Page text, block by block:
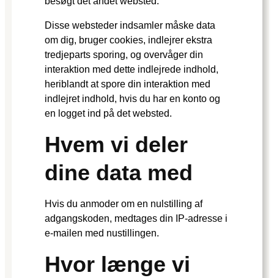
Disse websteder indsamler måske data
om dig, bruger cookies, indlejrer ekstra
tredjeparts sporing, og overvåger din
interaktion med dette indlejrede indhold,
heriblandt at spore din interaktion med
indlejret indhold, hvis du har en konto og
en logget ind på det websted.
Hvem vi deler
dine data med
Hvis du anmoder om en nulstilling af
adgangskoden, medtages din IP-adresse i
e-mailen med nustillingen.
Hvor længe vi